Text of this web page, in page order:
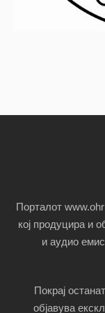
Порталот
кој продуцира и
и аудио
Покрај
објавува